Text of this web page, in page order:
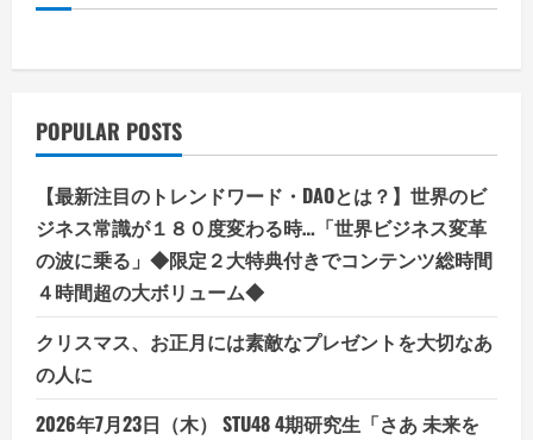
POPULAR POSTS
【最新注目のトレンドワード・DAOとは？】世界のビ
ジネス常識が１８０度変わる時…「世界ビジネス変革
の波に乗る」◆限定２大特典付きでコンテンツ総時間
４時間超の大ボリューム◆
クリスマス、お正月には素敵なプレゼントを大切なあ
の人に
2026年7月23日（木） STU48 4期研究生「さあ 未来を